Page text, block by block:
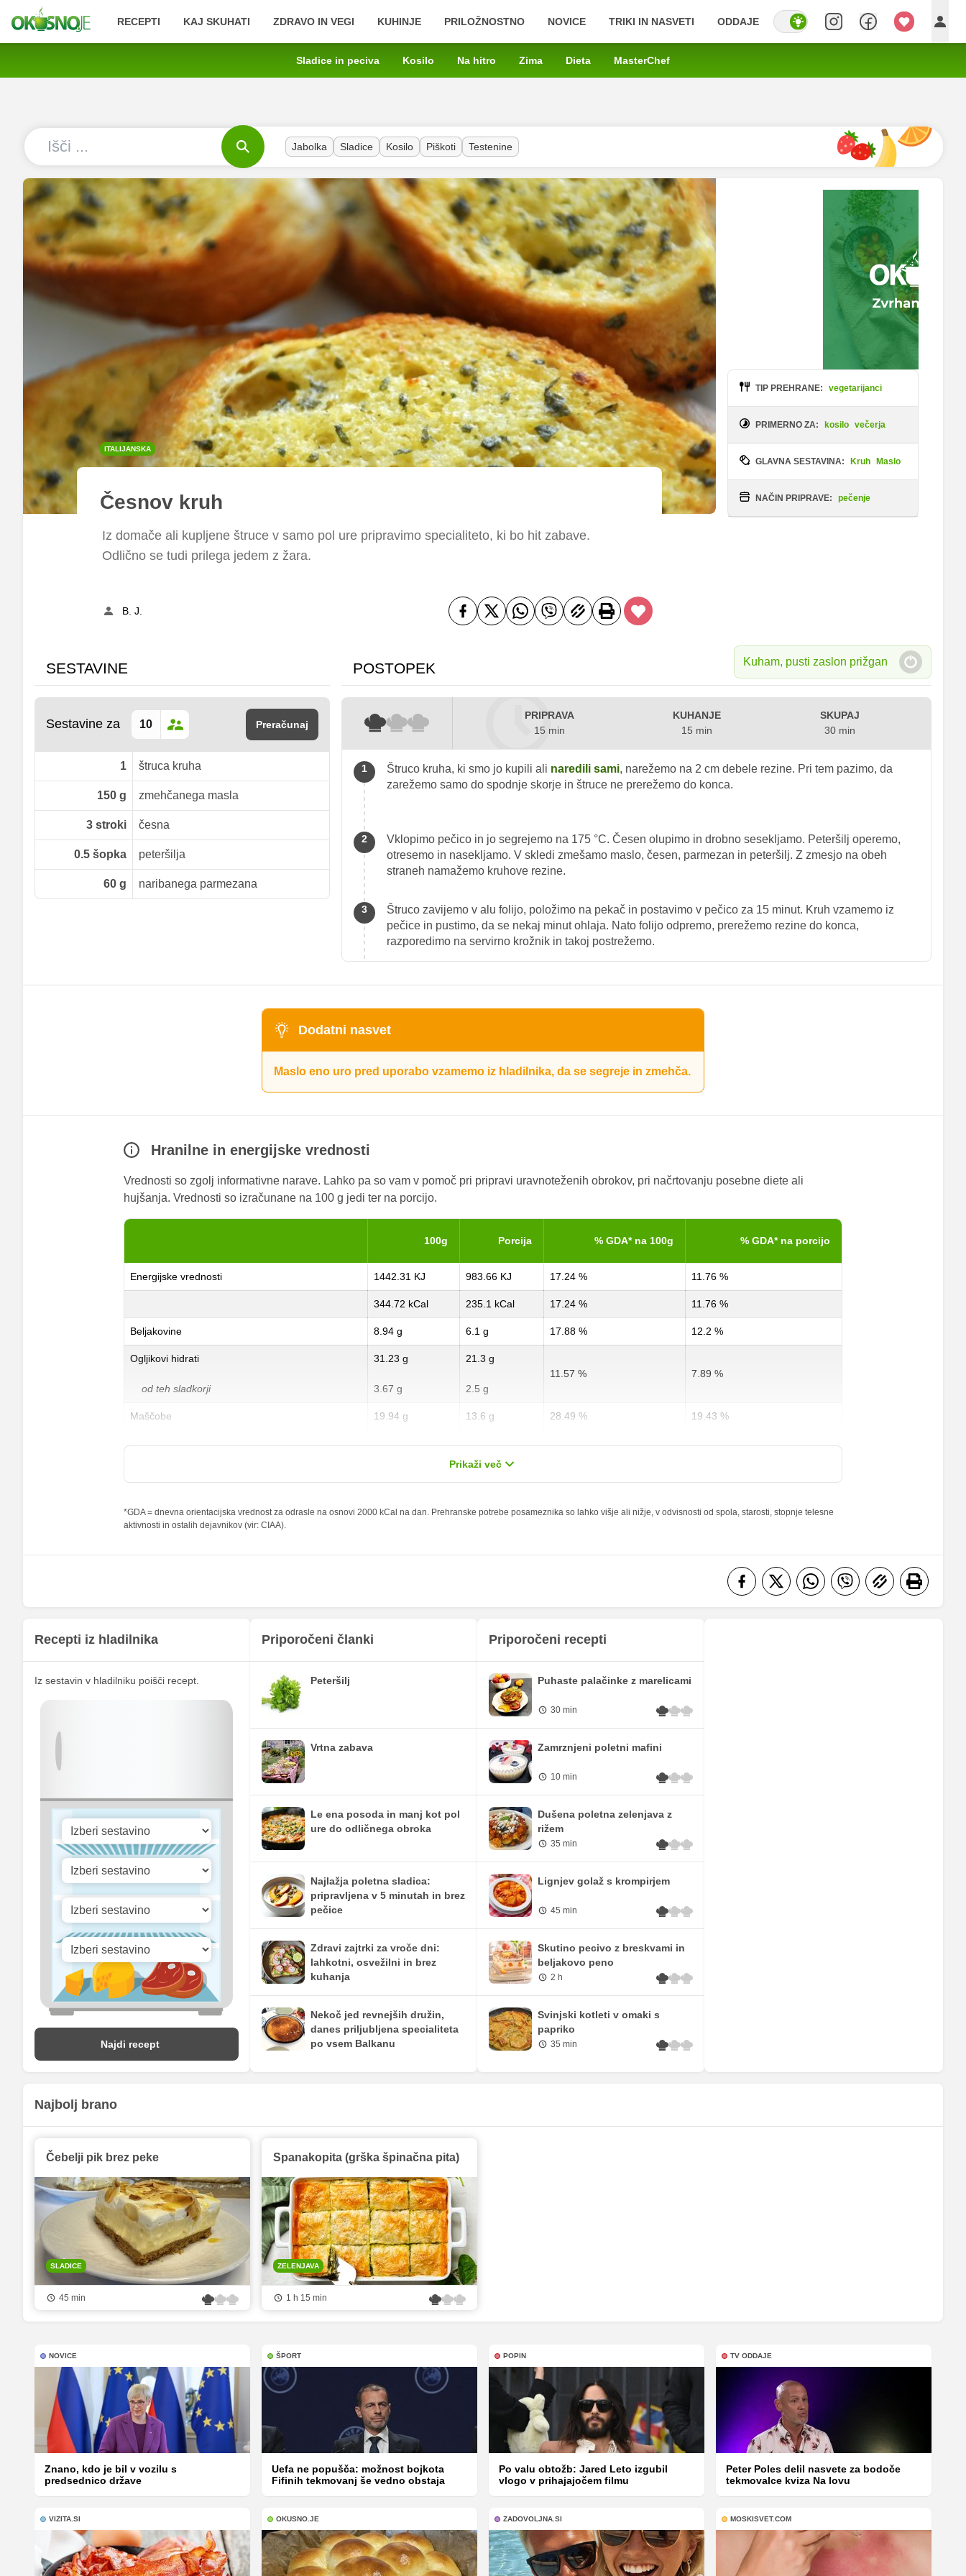
RECEPTI KAJ SKUHATI ZDRAVO IN VEGI KUHINJE PRILOŽNOSTNO NOVICE TRIKI IN NASVETI ODDAJE
Sladice in peciva Kosilo Na hitro Zima Dieta MasterChef
Jabolka Sladice Kosilo Piškoti Testenine
ITALIJANSKA
Česnov kruh
Iz domače ali kupljene štruce v samo pol ure pripravimo specialiteto, ki bo hit zabave.
Odlično se tudi prilega jedem z žara.
B. J.
TIP PREHRANE: vegetarijanci
PRIMERNO ZA: kosilo večerja
GLAVNA SESTAVINA: Kruh Maslo
NAČIN PRIPRAVE: pečenje
Kuham, pusti zaslon prižgan
SESTAVINE
Sestavine za Preračunaj
1 štruca kruha
150 g zmehčanega masla
3 stroki česna
0.5 šopka peteršilja
60 g naribanega parmezana
POSTOPEK
PRIPRAVA
15 min
KUHANJE
15 min
SKUPAJ
30 min
Štruco kruha, ki smo jo kupili ali naredili sami, narežemo na 2 cm debele rezine. Pri tem pazimo, da
zarežemo samo do spodnje skorje in štruce ne prerežemo do konca.
Vklopimo pečico in jo segrejemo na 175 °C. Česen olupimo in drobno sesekljamo. Peteršilj operemo,
otresemo in nasekljamo. V skledi zmešamo maslo, česen, parmezan in peteršilj. Z zmesjo na obeh
straneh namažemo kruhove rezine.
Štruco zavijemo v alu folijo, položimo na pekač in postavimo v pečico za 15 minut. Kruh vzamemo iz
pečice in pustimo, da se nekaj minut ohlaja. Nato folijo odpremo, prerežemo rezine do konca,
razporedimo na servirno krožnik in takoj postrežemo.
Dodatni nasvet
Maslo eno uro pred uporabo vzamemo iz hladilnika, da se segreje in zmehča.
Hranilne in energijske vrednosti
Vrednosti so zgolj informativne narave. Lahko pa so vam v pomoč pri pripravi uravnoteženih obrokov, pri načrtovanju posebne diete ali
hujšanja. Vrednosti so izračunane na 100 g jedi ter na porcijo.
100g Porcija % GDA* na 100g % GDA* na porcijo
Energijske vrednosti 1442.31 KJ 983.66 KJ 17.24 % 11.76 %
344.72 kCal 235.1 kCal 17.24 % 11.76 %
Beljakovine 8.94 g 6.1 g 17.88 % 12.2 %
Ogljikovi hidrati
od teh sladkorji
31.23 g
3.67 g
21.3 g
2.5 g
11.57 % 7.89 %
Maščobe
od teh nasičene maščobne kisline
19.94 g
11.14 g
13.6 g
7.6 g
28.49 %
55.7 %
19.43 %
38 %
Železo
Magnezij 61.73 mg 42.1 mg
Fosfor 108.9 mg
Cink 0.73 mg 0.5 mg
20.4 mg
418.6 iu
1.4 mg
Vitamin D
Prikaži več
*GDA = dnevna orientacijska vrednost za odrasle na osnovi 2000 kCal na dan. Prehranske potrebe posameznika so lahko višje ali nižje, v odvisnosti od spola, starosti, stopnje telesne
aktivnosti in ostalih dejavnikov (vir: CIAA).
Recepti iz hladilnika
Iz sestavin v hladilniku poišči recept.
Najdi recept
Priporočeni članki
Peteršilj
Vrtna zabava
Le ena posoda in manj kot pol
ure do odličnega obroka
Najlažja poletna sladica:
pripravljena v 5 minutah in brez
pečice
Zdravi zajtrki za vroče dni:
lahkotni, osvežilni in brez
kuhanja
Nekoč jed revnejših družin,
danes priljubljena specialiteta
po vsem Balkanu
Priporočeni recepti
Puhaste palačinke z marelicami
30 min
Zamrznjeni poletni mafini
10 min
Dušena poletna zelenjava z
rižem
35 min
Lignjev golaž s krompirjem
45 min
Skutino pecivo z breskvami in
beljakovo peno
2 h
Svinjski kotleti v omaki s
papriko
35 min
Najbolj brano
Čebelji pik brez peke
SLADICE
45 min
Spanakopita (grška špinačna pita)
ZELENJAVA
1 h 15 min
NOVICE
Znano, kdo je bil v vozilu s
predsednico države
ŠPORT
Uefa ne popušča: možnost bojkota
Fifinih tekmovanj še vedno obstaja
POPIN
Po valu obtožb: Jared Leto izgubil
vlogo v prihajajočem filmu
TV ODDAJE
Peter Poles delil nasvete za bodoče
tekmovalce kviza Na lovu
VIZITA.SI OKUSNO.JE ZADOVOLJNA.SI MOSKISVET.COM